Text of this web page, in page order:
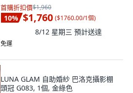
首購折扣價$1,960
10% $1,760 ($1760.00/1個)
8/12 星期三 預計送達
免運
LUNA GLAM 自助婚紗 巴洛克攝影棚
頭冠 G083, 1個, 金綠色